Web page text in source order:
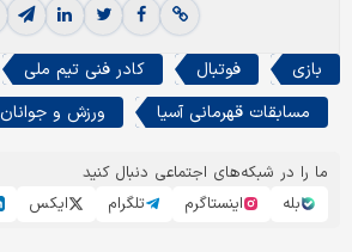
بازی فوتبال
کادر فنی تیم ملی
مسابقات قهرمانی آسیا
ورزش و جوانان
ما را در شبکه‌های اجتماعی دنبال کنید
بله
اینستاگرم تلگرام ایکس